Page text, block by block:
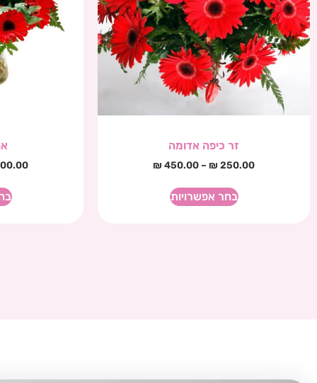
זר כיפה אדומה
₪ 250.00
–
₪ 450.00
בחר אפשרויות